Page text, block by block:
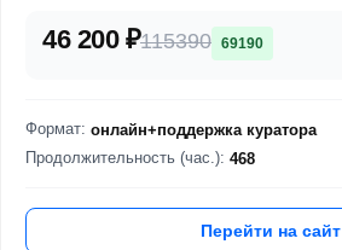
46 200 ₽115390 69190
Формат: онлайн+поддержка куратора
Продолжительность (час.): 468
Перейти на сайт